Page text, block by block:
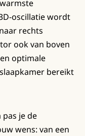
oscillatie wordt
rechts
ook van boven
optimale
bereikt
je de
wens: van een